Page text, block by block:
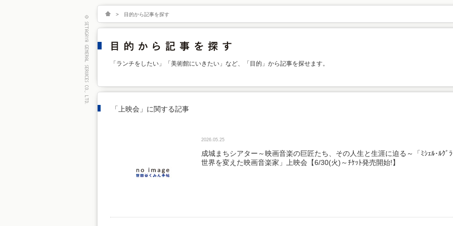
> 目的から記事を探す
「ランチをしたい」「美術館にいきたい」など、「目的」から記事を探せます。
「上映会」に関する記事
2026.05.25
成城まちシアター～映画音楽の巨匠たち、その人生と生涯に迫る～「ﾐｼｪﾙ･ﾙｸﾞ
世界を変えた映画音楽家」上映会【6/30(火)～ﾁｹｯﾄ発売開始!】